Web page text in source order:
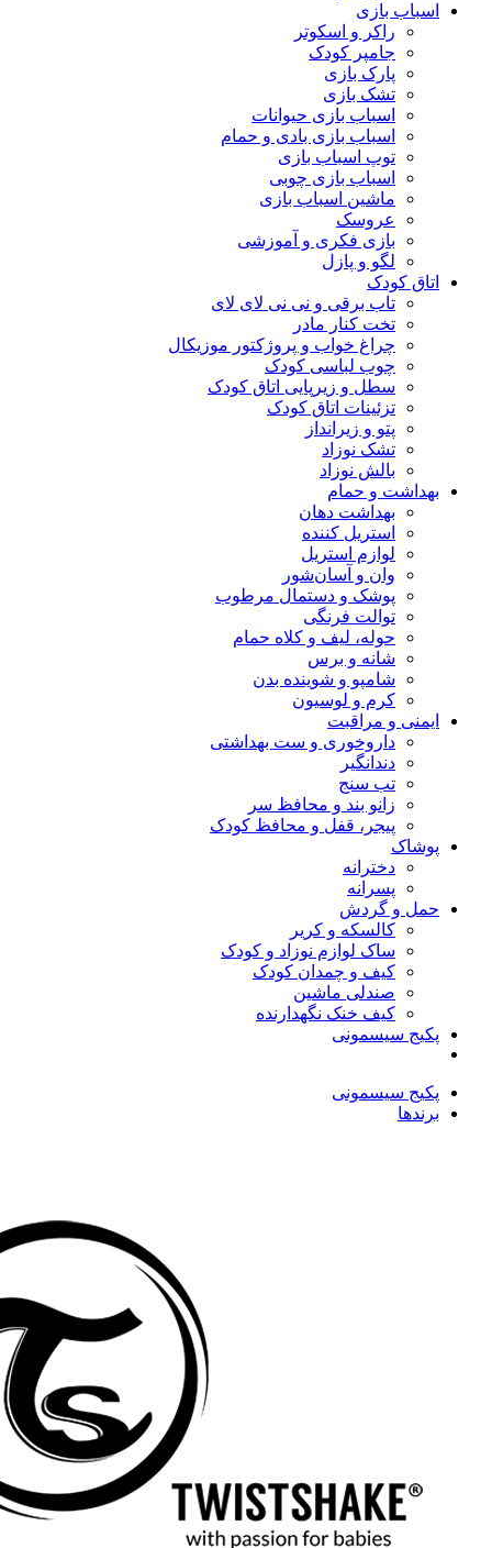
اسباب بازی
راکر و اسکوتر
جامپر کودک
پارک بازی
تشک بازی
اسباب بازی حیوانات
اسباب بازی بادی و حمام
توپ اسباب بازی
اسباب بازی چوبی
ماشین اسباب بازی
عروسک
بازی فکری و آموزشی
لگو و پازل
اتاق کودک
تاب برقی و نی نی لای لای
تخت کنار مادر
چراغ خواب و پروژکتور موزیکال
چوب لباسی کودک
سطل و زیرپایی اتاق کودک
تزئینات اتاق کودک
پتو و زیرانداز
تشک نوزاد
بالش نوزاد
بهداشت و حمام
بهداشت دهان
استریل کننده
لوازم استریل
وان و آسان‌شور
پوشک و دستمال مرطوب
توالت فرنگی
حوله، لیف و کلاه حمام
شانه و برس
شامپو و شوینده بدن
کرم و لوسیون
ایمنی و مراقبت
داروخوری و ست بهداشتی
دندانگیر
تب‌ سنج
زانو بند و محافظ سر
پیجر، قفل و محافظ کودک
پوشاک
دخترانه
پسرانه
حمل و گردش
کالسکه و کریر
ساک لوازم نوزاد و کودک
کیف و چمدان کودک
صندلی ماشین
کیف خنک نگهدارنده
پکیج سیسمونی
پکیج سیسمونی
برندها